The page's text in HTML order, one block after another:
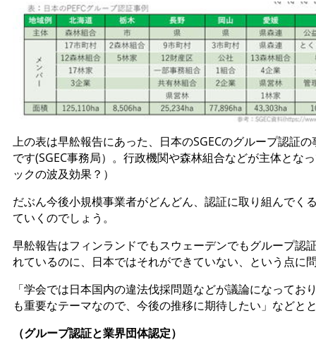
上の表は早舩報告にあった、日本のSGECのグループ認証
です(SGEC事務局）。行政機関や森林組合などが主体と
ックの波及効果？）
だぶん今後小規模事業者がどんどん、認証に取り組んで
ていくのでしょう。
早舩報告はフィンランドでもスウェーデンでもグループ認
れているのに、日本ではそれができていない、という点に
「学会では日本国内の違法伐採問題などが議論になって
も重要なテーマなので、今後の推移に期待したい」など
（グループ認証と業界団体認定）